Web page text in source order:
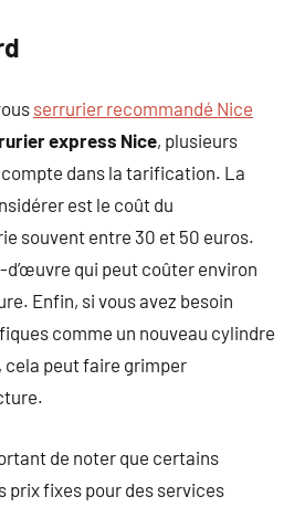
serrurier recommandé Nice
express Nice, plusieurs
dans la tarification. La
est le coût du
souvent entre 30 et 50 euros.
d’œuvre qui peut coûter environ
Enfin, si vous avez besoin
comme un nouveau cylindre
cela peut faire grimper
de noter que certains
prix fixes pour des services